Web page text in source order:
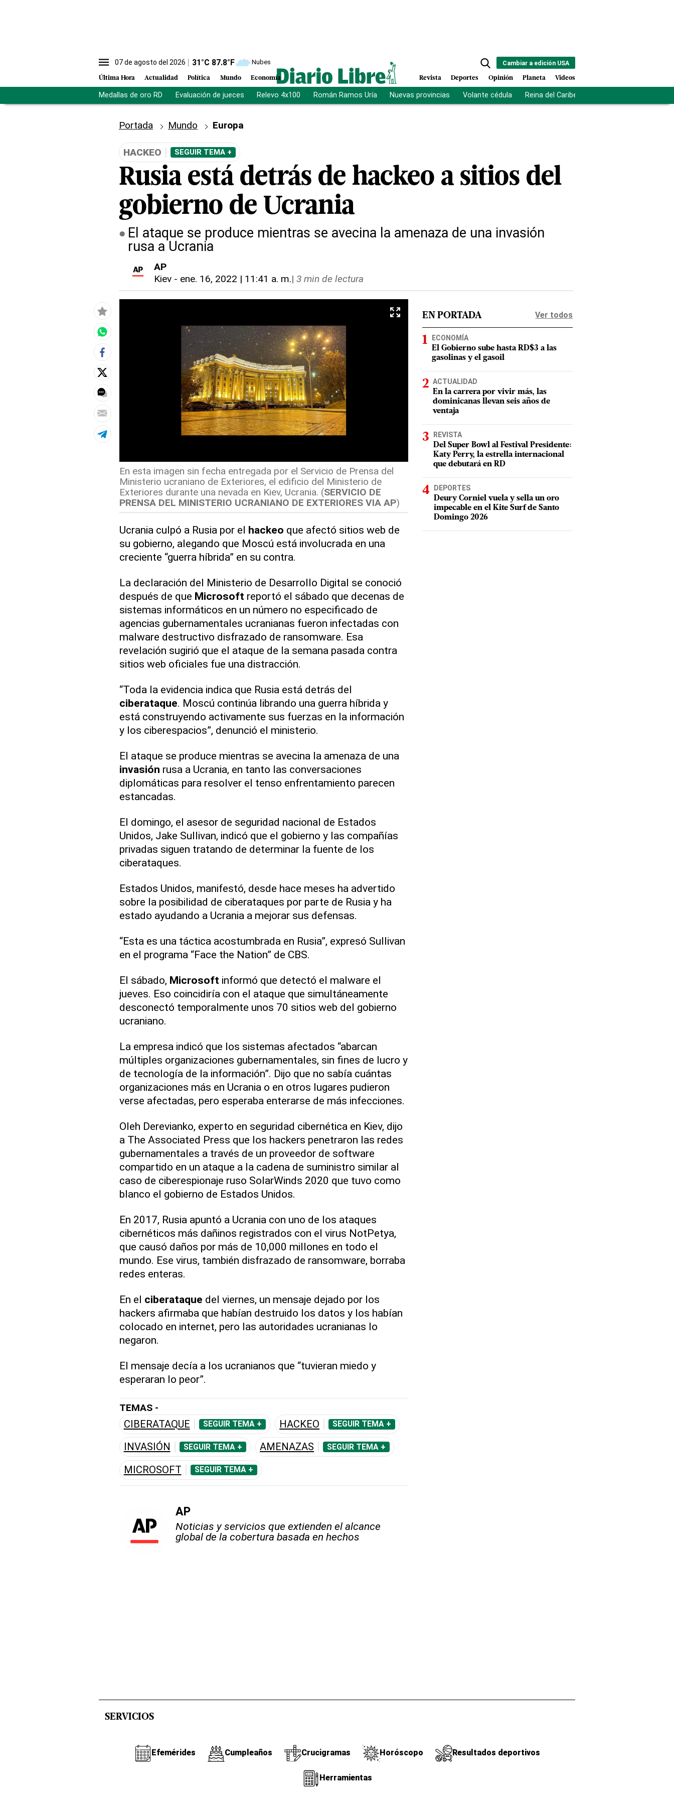
07 de agosto del 2026 31°C 87.8°F Nubes
Última Hora Actualidad Política Mundo Economía
Cambiar a edición USA
Revista Deportes Opinión Planeta Videos
Medallas de oro RD Evaluación de jueces Relevo 4x100 Román Ramos Uría Nuevas provincias Volante cédula Reina del Caribe
Portada Mundo Europa
HACKEO SEGUIR TEMA +
Rusia está detrás de hackeo a sitios del
gobierno de Ucrania
El ataque se produce mientras se avecina la amenaza de una invasión
rusa a Ucrania
AP
Kiev - ene. 16, 2022 | 11:41 a. m.| 3 min de lectura
En esta imagen sin fecha entregada por el Servicio de Prensa del
Ministerio ucraniano de Exteriores, el edificio del Ministerio de
Exteriores durante una nevada en Kiev, Ucrania. (SERVICIO DE
PRENSA DEL MINISTERIO UCRANIANO DE EXTERIORES VIA AP)
Ucrania culpó a Rusia por el hackeo que afectó sitios web de
su gobierno, alegando que Moscú está involucrada en una
creciente “guerra híbrida” en su contra.
La declaración del Ministerio de Desarrollo Digital se conoció
después de que Microsoft reportó el sábado que decenas de
sistemas informáticos en un número no especificado de
agencias gubernamentales ucranianas fueron infectadas con
malware destructivo disfrazado de ransomware. Esa
revelación sugirió que el ataque de la semana pasada contra
sitios web oficiales fue una distracción.
“Toda la evidencia indica que Rusia está detrás del
ciberataque. Moscú continúa librando una guerra híbrida y
está construyendo activamente sus fuerzas en la información
y los ciberespacios”, denunció el ministerio.
El ataque se produce mientras se avecina la amenaza de una
invasión rusa a Ucrania, en tanto las conversaciones
diplomáticas para resolver el tenso enfrentamiento parecen
estancadas.
El domingo, el asesor de seguridad nacional de Estados
Unidos, Jake Sullivan, indicó que el gobierno y las compañías
privadas siguen tratando de determinar la fuente de los
ciberataques.
Estados Unidos, manifestó, desde hace meses ha advertido
sobre la posibilidad de ciberataques por parte de Rusia y ha
estado ayudando a Ucrania a mejorar sus defensas.
“Esta es una táctica acostumbrada en Rusia”, expresó Sullivan
en el programa “Face the Nation” de CBS.
El sábado, Microsoft informó que detectó el malware el
jueves. Eso coincidiría con el ataque que simultáneamente
desconectó temporalmente unos 70 sitios web del gobierno
ucraniano.
La empresa indicó que los sistemas afectados “abarcan
múltiples organizaciones gubernamentales, sin fines de lucro y
de tecnología de la información”. Dijo que no sabía cuántas
organizaciones más en Ucrania o en otros lugares pudieron
verse afectadas, pero esperaba enterarse de más infecciones.
Oleh Derevianko, experto en seguridad cibernética en Kiev, dijo
a The Associated Press que los hackers penetraron las redes
gubernamentales a través de un proveedor de software
compartido en un ataque a la cadena de suministro similar al
caso de ciberespionaje ruso SolarWinds 2020 que tuvo como
blanco el gobierno de Estados Unidos.
En 2017, Rusia apuntó a Ucrania con uno de los ataques
cibernéticos más dañinos registrados con el virus NotPetya,
que causó daños por más de 10,000 millones en todo el
mundo. Ese virus, también disfrazado de ransomware, borraba
redes enteras.
En el ciberataque del viernes, un mensaje dejado por los
hackers afirmaba que habían destruido los datos y los habían
colocado en internet, pero las autoridades ucranianas lo
negaron.
El mensaje decía a los ucranianos que “tuvieran miedo y
esperaran lo peor”.
TEMAS -
CIBERATAQUE SEGUIR TEMA + HACKEO SEGUIR TEMA +
INVASIÓN SEGUIR TEMA + AMENAZAS SEGUIR TEMA +
MICROSOFT SEGUIR TEMA +
AP
Noticias y servicios que extienden el alcance
global de la cobertura basada en hechos
EN PORTADA Ver todos
ECONOMÍA
El Gobierno sube hasta RD$3 a las
gasolinas y el gasoil
ACTUALIDAD
En la carrera por vivir más, las
dominicanas llevan seis años de
ventaja
REVISTA
Del Super Bowl al Festival Presidente:
Katy Perry, la estrella internacional
que debutará en RD
DEPORTES
Deury Corniel vuela y sella un oro
impecable en el Kite Surf de Santo
Domingo 2026
SERVICIOS
Efemérides Cumpleaños Crucigramas Horóscopo Resultados deportivos
Herramientas